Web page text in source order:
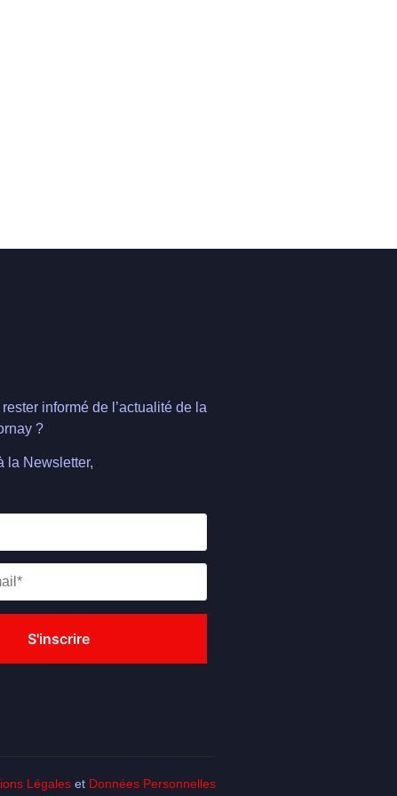
informé de l’actualité de la
?
la Newsletter,
Légales et Données Personnelles